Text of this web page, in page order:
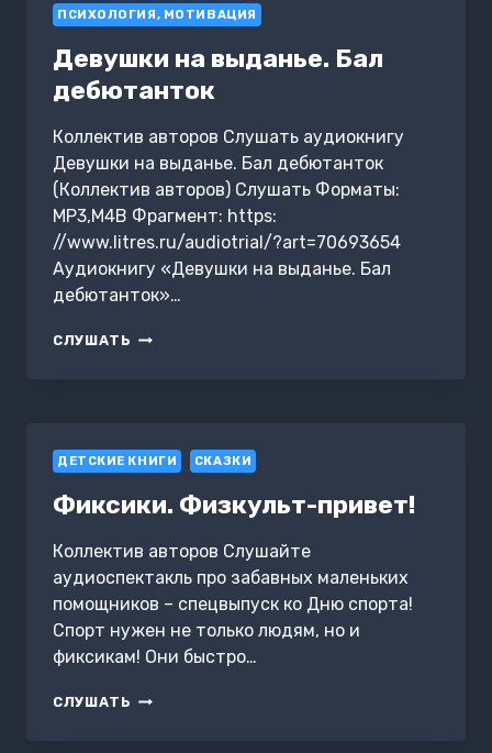
СВЕРХСПОСОБНОСТЕЙ
УМА
И
ПРОСТРАНСТВА»
ПСИХОЛОГИЯ, МОТИВАЦИЯ
Девушки на выданье. Бал
дебютанток
Коллектив авторов Слушать аудиокнигу
Девушки на выданье. Бал дебютанток
(Коллектив авторов) Слушать Форматы:
MP3,M4B Фрагмент: https:
//www.litres.ru/audiotrial/?art=70693654
Аудиокнигу «Девушки на выданье. Бал
дебютанток»…
СЛУШАТЬ ДЕВУШКИ
ДЕТСКИЕ КНИГИ СКАЗКИ
Фиксики. Физкульт-привет!
Коллектив авторов Слушайте
аудиоспектакль про забавных маленьких
помощников – спецвыпуск ко Дню спорта!
Спорт нужен не только людям, но и
фиксикам! Они быстро…
СЛУШАТЬ ФИКСИКИ.